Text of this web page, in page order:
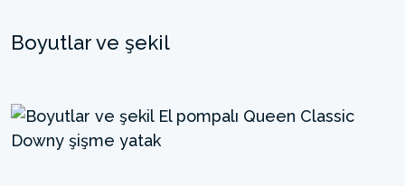
Boyutlar ve şekil